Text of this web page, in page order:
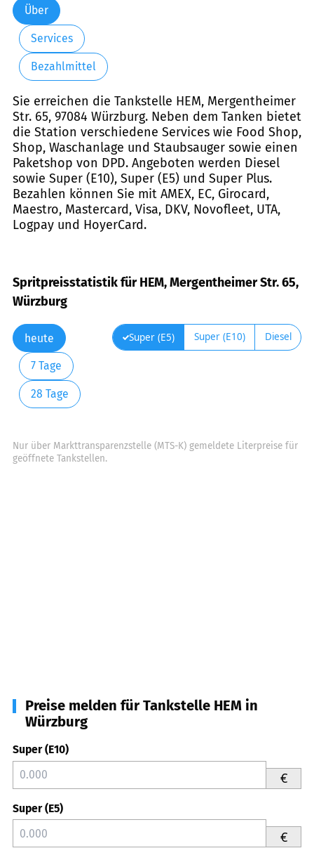
Über
Services
Bezahlmittel
Sie erreichen die Tankstelle HEM, Mergentheimer
Str. 65, 97084 Würzburg. Neben dem Tanken bietet
die Station verschiedene Services wie Food Shop,
Shop, Waschanlage und Staubsauger sowie einen
Paketshop von DPD. Angeboten werden Diesel
sowie Super (E10), Super (E5) und Super Plus.
Bezahlen können Sie mit AMEX, EC, Girocard,
Maestro, Mastercard, Visa, DKV, Novofleet, UTA,
Logpay und HoyerCard.
Spritpreisstatistik für HEM, Mergentheimer Str. 65,
Würzburg
heute
7 Tage
28 Tage
Super (E5) Super (E10) Diesel
Nur über Markttransparenzstelle (MTS-K) gemeldete Literpreise für
geöffnete Tankstellen.
Preise melden für Tankstelle HEM in
Würzburg
Super (E10)
€
Super (E5)
€